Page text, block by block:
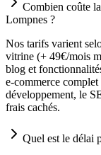
Combien coûte
Lompnes ?
Nos tarifs varient
vitrine (+ 49€/mois
blog et
e-commerce
développement, le
frais cachés.
Quel est le délai